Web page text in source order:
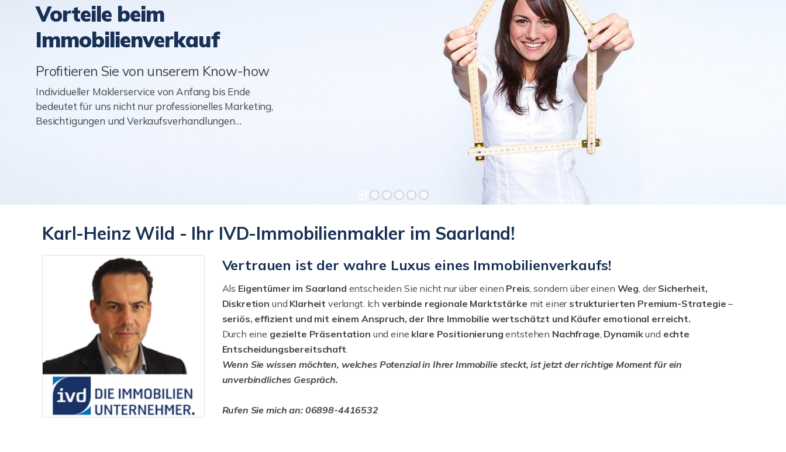
Vorteile beim
Immobilienverkauf
Profitieren Sie von unserem Know-how
Individueller Maklerservice von Anfang bis Ende
bedeutet für uns nicht nur professionelles Marketing,
Besichtigungen und Verkaufsverhandlungen…
Karl-Heinz Wild - Ihr IVD-Immobilienmakler im Saarland!
Vertrauen ist der wahre Luxus eines Immobilienverkaufs!
Als Eigentümer im Saarland entscheiden Sie nicht nur über einen Preis, sondern über einen Weg, derSicherheit,
Diskretion und Klarheit verlangt. Ichverbinde regionale Marktstärke mit einer strukturierten Premium-Strategie –
seriös, effizient und mit einem Anspruch, der Ihre Immobilie wertschätzt und Käufer emotional erreicht.
Durch eine gezielte Präsentation und eine klare Positionierung entstehen Nachfrage, Dynamikund echte
Entscheidungsbereitschaft.
Wenn Sie wissen möchten, welches Potenzial in Ihrer Immobilie steckt, ist jetzt der richtige Moment für ein
unverbindliches Gespräch.
Rufen Sie mich an: 06898-4416532